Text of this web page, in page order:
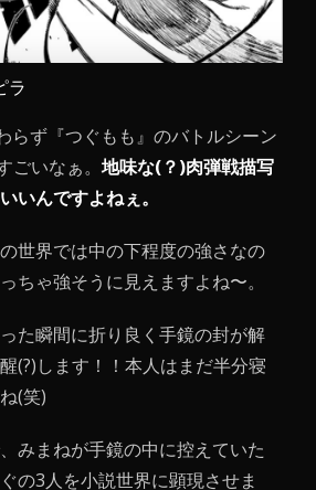
ラ
らず『つぐもも』のバトルシーン
ごいなぁ。地味な(？)肉弾戦描写
いんですよねぇ。
世界では中の下程度の強さなの
ちゃ強そうに見えますよね〜。
た瞬間に折り良く手鏡の封が解
(?)します！！本人はまだ半分寝
(笑)
みまねが手鏡の中に控えていた
の3人を小説世界に顕現させま